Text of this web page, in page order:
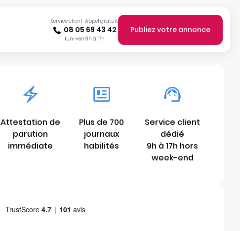
Service client · Appel gratuit
08 05 69 43 42
lun-ven 9h à 17h
Publiez votre annonce
Attestation de
parution
immédiate
Plus de 700
journaux
habilités
Service client
dédié
9h à 17h hors
week-end